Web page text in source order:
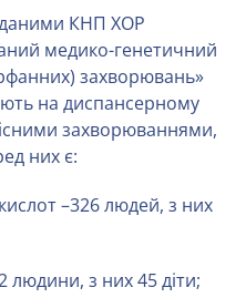
даними КНП ХОР
медико-генетичний
захворювань»
на диспансерному
захворюваннями,
них є:
–326 людей, з них
людини, з них 45 діти;